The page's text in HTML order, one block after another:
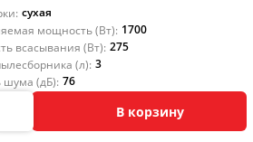
сухая
мощность (Вт): 1700
всасывания (Вт): 275
(л): 3
шума (дБ): 76
В корзину